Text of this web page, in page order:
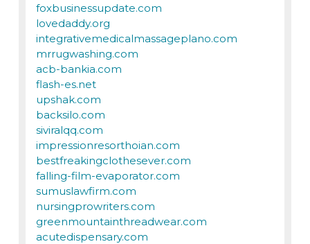
foxbusinessupdate.com
lovedaddy.org
integrativemedicalmassageplano.com
mrrugwashing.com
acb-bankia.com
flash-es.net
upshak.com
backsilo.com
siviralqq.com
impressionresorthoian.com
bestfreakingclothesever.com
falling-film-evaporator.com
sumuslawfirm.com
nursingprowriters.com
greenmountainthreadwear.com
acutedispensary.com